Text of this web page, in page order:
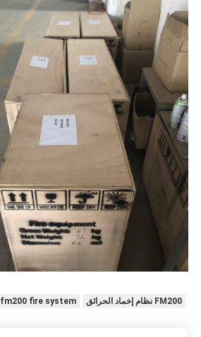
FM200 نظام إخماد الحرائق fm200 fire system